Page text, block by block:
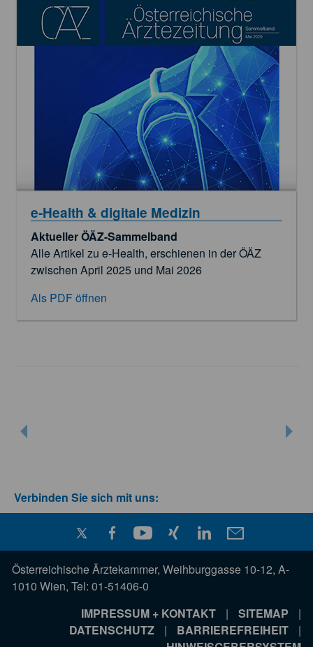
e‑Health & digitale Medizin
Aktueller ÖÄZ-Sammelband
Alle Artikel zu e‑Health, erschienen in der ÖÄZ
zwischen April 2025 und Mai 2026
Als PDF öffnen
Verbinden Sie sich mit uns:
Österreichische Ärztekammer, Weihburggasse 10-12, A-
1010 Wien, Tel: 01-51406-0
IMPRESSUM + KONTAKT
| SITEMAP
|
DATENSCHUTZ
| BARRIEREFREIHEIT
|